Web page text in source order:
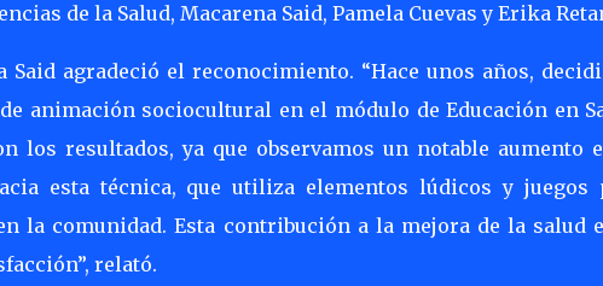
de la Salud, Macarena Said, Pamela Cuevas y Erika
agradeció el reconocimiento. “Hace unos años,
animación sociocultural en el módulo de Educación en
los resultados, ya que observamos un notable aumento
esta técnica, que utiliza elementos lúdicos y juegos
la comunidad. Esta contribución a la mejora de la salud
relató.